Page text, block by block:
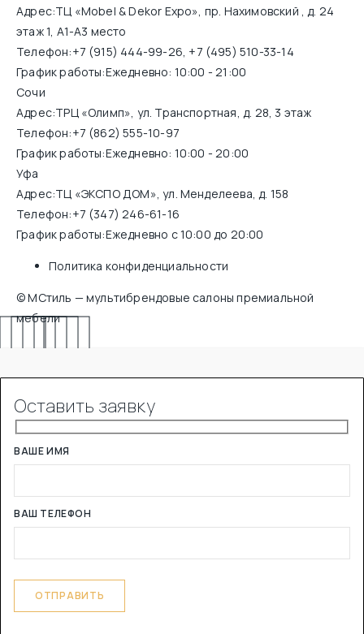
Адрес:ТЦ «Mobel & Dekor Expo», пр. Нахимовский , д. 24
этаж 1, А1-А3 место
Телефон:+7 (915) 444-99-26, +7 (495) 510-33-14
График работы:Ежедневно: 10:00 - 21:00
Сочи
Адрес:ТРЦ «Олимп», ул. Транспортная, д. 28, 3 этаж
Телефон:+7 (862) 555-10-97
График работы:Ежедневно: 10:00 - 20:00
Уфа
Адрес:ТЦ «ЭКСПО ДОМ», ул. Менделеева, д. 158
Телефон:+7 (347) 246-61-16
График работы:Ежедневно с 10:00 до 20:00
Политика конфиденциальности
© МСтиль — мультибрендовые салоны премиальной
мебели
Оставить заявку
ВАШЕ ИМЯ
ВАШ ТЕЛЕФОН